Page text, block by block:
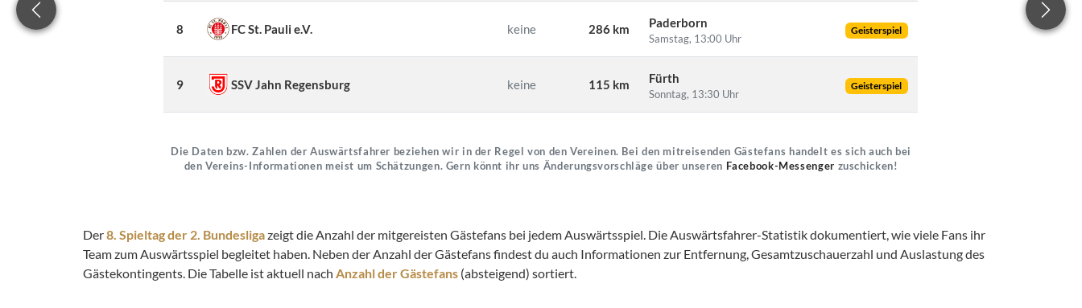
8 FC St. Pauli e.V. keine 286 km Paderborn
Samstag, 13:00 Uhr
Geisterspiel
9 SSV Jahn Regensburg keine 115 km Fürth
Sonntag, 13:30 Uhr
Geisterspiel
Die Daten bzw. Zahlen der Auswärtsfahrer beziehen wir in der Regel von den Vereinen. Bei den mitreisenden Gästefans handelt es sich auch bei
den Vereins-Informationen meist um Schätzungen. Gern könnt ihr uns Änderungsvorschläge über unseren Facebook-Messenger zuschicken!
Der8. Spieltag der 2. Bundesligazeigt die Anzahl der mitgereisten Gästefans bei jedem Auswärtsspiel. Die Auswärtsfahrer-Statistik dokumentiert, wie viele Fans ihr
Team zum Auswärtsspiel begleitet haben. Neben der Anzahl der Gästefans findest du auch Informationen zur Entfernung, Gesamtzuschauerzahl und Auslastung des
Gästekontingents. Die Tabelle ist aktuell nach Anzahl der Gästefans (absteigend) sortiert.